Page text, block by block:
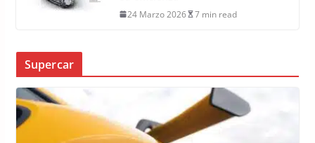
24 Marzo 2026 7 min read
Supercar